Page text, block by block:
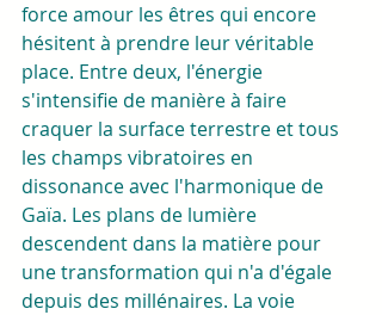
force amour les êtres qui encore
hésitent à prendre leur véritable
place. Entre deux, l'énergie
s'intensifie de manière à faire
craquer la surface terrestre et tous
les champs vibratoires en
dissonance avec l'harmonique de
Gaïa. Les plans de lumière
descendent dans la matière pour
une transformation qui n'a d'égale
depuis des millénaires. La voie